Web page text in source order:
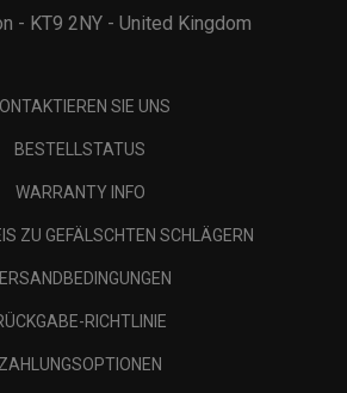
- KT9 2NY - United Kingdom
SIE UNS
BESTELLSTATUS
WARRANTY INFO
ZU GEFÄLSCHTEN SCHLÄGERN
RICHTLINIE
ZAHLUNGSOPTIONEN